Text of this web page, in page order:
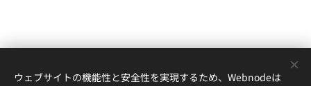
ウェブサイトの機能性と安全性を実現するため、Webnodeは